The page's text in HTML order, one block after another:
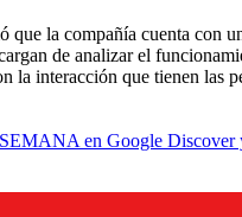
que la compañía cuenta con
de analizar el
la interacción que tienen las
en Google Discover